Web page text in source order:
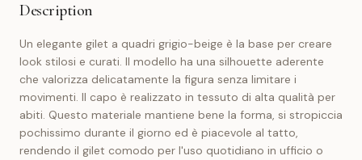
Description
Un elegante gilet a quadri grigio-beige è la base per creare
look stilosi e curati. Il modello ha una silhouette aderente
che valorizza delicatamente la figura senza limitare i
movimenti. Il capo è realizzato in tessuto di alta qualità per
abiti. Questo materiale mantiene bene la forma, si stropiccia
pochissimo durante il giorno ed è piacevole al tatto,
rendendo il gilet comodo per l'uso quotidiano in ufficio o